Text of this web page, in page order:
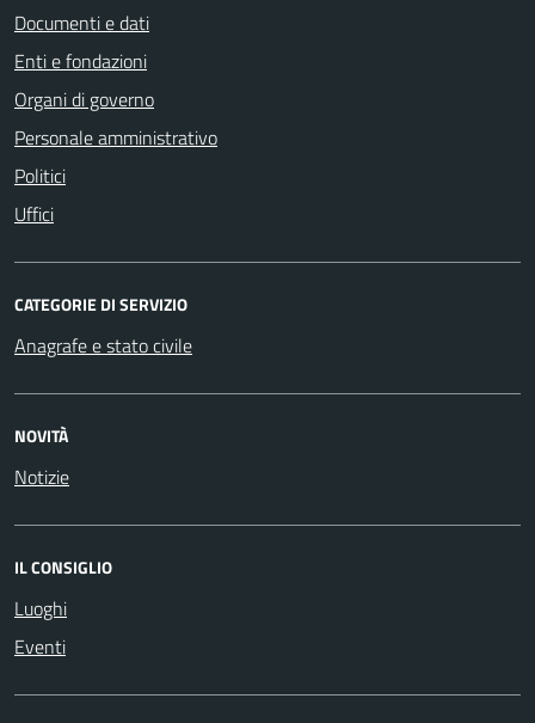
Documenti e dati
Enti e fondazioni
Organi di governo
Personale amministrativo
Politici
Uffici
CATEGORIE DI SERVIZIO
Anagrafe e stato civile
NOVITÀ
Notizie
IL CONSIGLIO
Luoghi
Eventi